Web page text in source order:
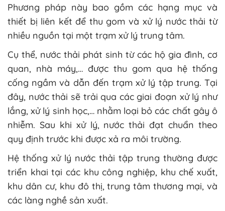
Phương pháp này bao gồm các hạng mục và
thiết bị liên kết để thu gom và xử lý nước thải từ
nhiều nguồn tại một trạm xử lý trung tâm.
Cụ thể, nước thải phát sinh từ các hộ gia đình, cơ
quan, nhà máy,… được thu gom qua hệ thống
cống ngầm và dẫn đến trạm xử lý tập trung. Tại
đây, nước thải sẽ trải qua các giai đoạn xử lý như
lắng, xử lý sinh học,… nhằm loại bỏ các chất gây ô
nhiễm. Sau khi xử lý, nước thải đạt chuẩn theo
quy định trước khi được xả ra môi trường.
Hệ thống xử lý nước thải tập trung thường được
triển khai tại các khu công nghiệp, khu chế xuất,
khu dân cư, khu đô thị, trung tâm thương mại, và
các làng nghề sản xuất.